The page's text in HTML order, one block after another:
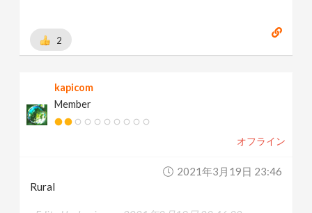
2
kapicom
Member
オフライン
2021年3月19日 23:46
Rural